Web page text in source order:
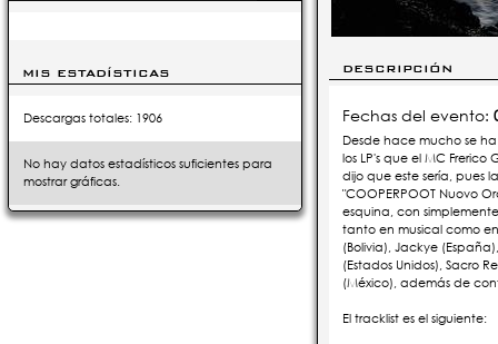
MIS ESTADÍSTICAS
Descargas totales: 1906
No hay datos estadísticos suficientes para
mostrar gráficas.
DESCRIPCIÓN
Fechas del evento:
Desde hace mucho se
los LP's que el MC
dijo que este sería, pues
"COOPERPOOT Nuovo
esquina, con
tanto en musical como
(Bolivia), Jackye
(Estados Unidos), Sacro
(México), además de
El tracklist es el siguiente: